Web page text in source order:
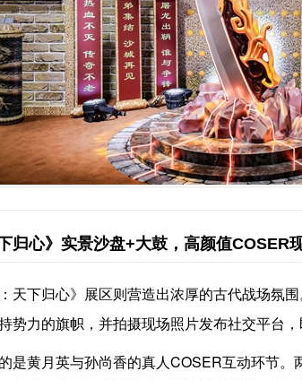
归心》实景沙盘+大鼓，高颜值COSER
天下归心》展区则营造出浓厚的古代战场氛
势力的旗帜，并拍摄现场照片发布社交平台，
是黄月英与孙尚香的真人COSER互动环节。